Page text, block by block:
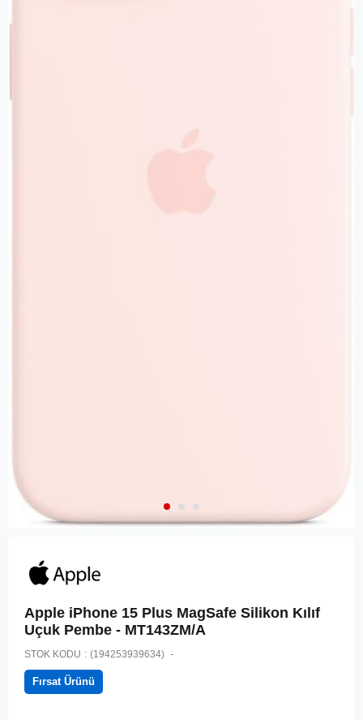
Apple iPhone 15 Plus MagSafe Silikon Kılıf
Uçuk Pembe - MT143ZM/A
STOK KODU (194253939634)
Fırsat Ürünü